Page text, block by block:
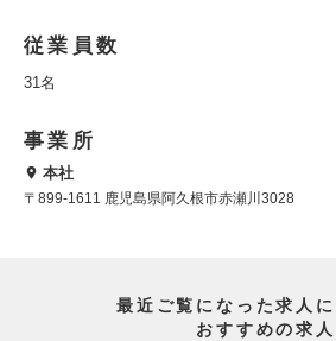
従業員数
31名
事業所
本社
〒899-1611 鹿児島県阿久根市赤瀬川3028
最近ご覧になった求人
おすすめの求人